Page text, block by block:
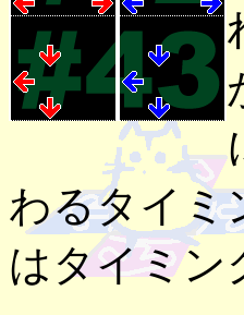
わるタイミ
はタイミン